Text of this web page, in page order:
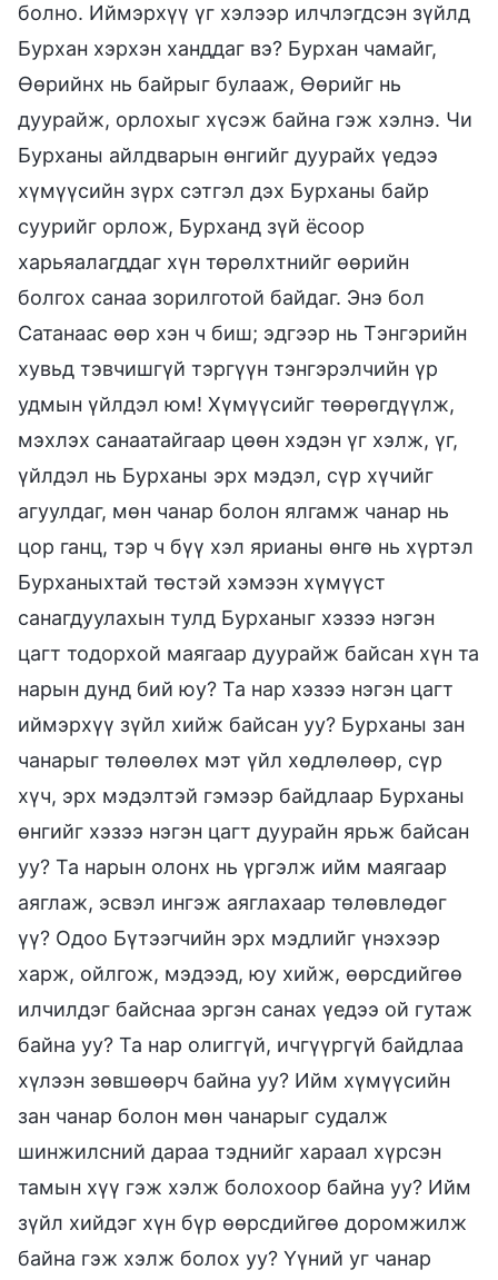
болно. Иймэрхүү үг хэлээр илчлэгдсэн зүйлд
Бурхан хэрхэн ханддаг вэ? Бурхан чамайг,
Өөрийнх нь байрыг булааж, Өөрийг нь
дуурайж, орлохыг хүсэж байна гэж хэлнэ. Чи
Бурханы айлдварын өнгийг дуурайх үедээ
хүмүүсийн зүрх сэтгэл дэх Бурханы байр
суурийг орлож, Бурханд зүй ёсоор
харьяалагддаг хүн төрөлхтнийг өөрийн
болгох санаа зорилготой байдаг. Энэ бол
Сатанаас өөр хэн ч биш; эдгээр нь Тэнгэрийн
хувьд тэвчишгүй тэргүүн тэнгэрэлчийн үр
удмын үйлдэл юм! Хүмүүсийг төөрөгдүүлж,
мэхлэх санаатайгаар цөөн хэдэн үг хэлж, үг,
үйлдэл нь Бурханы эрх мэдэл, сүр хүчийг
агуулдаг, мөн чанар болон ялгамж чанар нь
цор ганц, тэр ч бүү хэл ярианы өнгө нь хүртэл
Бурханыхтай төстэй хэмээн хүмүүст
санагдуулахын тулд Бурханыг хэзээ нэгэн
цагт тодорхой маягаар дуурайж байсан хүн та
нарын дунд бий юу? Та нар хэзээ нэгэн цагт
иймэрхүү зүйл хийж байсан уу? Бурханы зан
чанарыг төлөөлөх мэт үйл хөдлөлөөр, сүр
хүч, эрх мэдэлтэй гэмээр байдлаар Бурханы
өнгийг хэзээ нэгэн цагт дуурайн ярьж байсан
уу? Та нарын олонх нь үргэлж ийм маягаар
аяглаж, эсвэл ингэж аяглахаар төлөвлөдөг
үү? Одоо Бүтээгчийн эрх мэдлийг үнэхээр
харж, ойлгож, мэдээд, юу хийж, өөрсдийгөө
илчилдэг байснаа эргэн санах үедээ ой гутаж
байна уу? Та нар олиггүй, ичгүүргүй байдлаа
хүлээн зөвшөөрч байна уу? Ийм хүмүүсийн
зан чанар болон мөн чанарыг судалж
шинжилсний дараа тэднийг хараал хүрсэн
тамын хүү гэж хэлж болохоор байна уу? Ийм
зүйл хийдэг хүн бүр өөрсдийгөө доромжилж
байна гэж хэлж болох уу? Үүний уг чанар